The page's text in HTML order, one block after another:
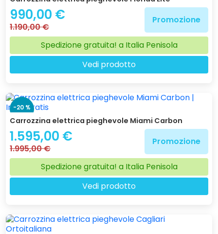
990,00 €
1.190,00 €
Promozione
Spedizione gratuita! a Italia Penisola
Vedi prodotto
-20 %
Carrozzina elettrica pieghevole Miami Carbon
1.595,00 €
1.995,00 €
Promozione
Spedizione gratuita! a Italia Penisola
Vedi prodotto